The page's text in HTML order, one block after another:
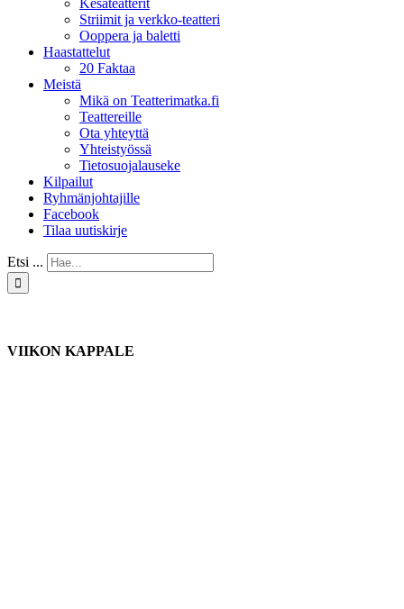
Kesäteatterit
Striimit ja verkko-teatteri
Ooppera ja baletti
Haastattelut
20 Faktaa
Meistä
Mikä on Teatterimatka.fi
Teattereille
Ota yhteyttä
Yhteistyössä
Tietosuojalauseke
Kilpailut
Ryhmänjohtajille
Facebook
Tilaa uutiskirje
Etsi ...
VIIKON KAPPALE